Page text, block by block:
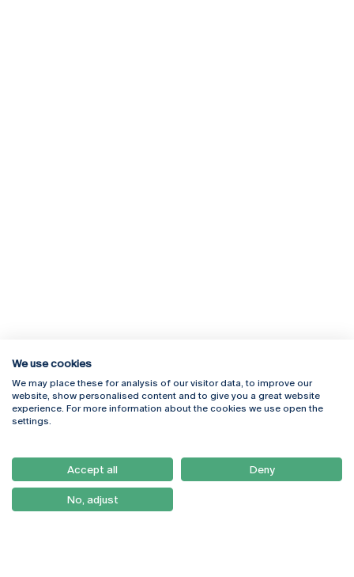
Rua Diogo Botelho 1327
4169-005 Porto
+351 226 196 240
Campus Online
Webmail
Como Chegar
Newsletter
We use cookies
We may place these for analysis of our visitor data, to improve our
website, show personalised content and to give you a great website
experience. For more information about the cookies we use open the
settings.
Accept all Deny
No, adjust